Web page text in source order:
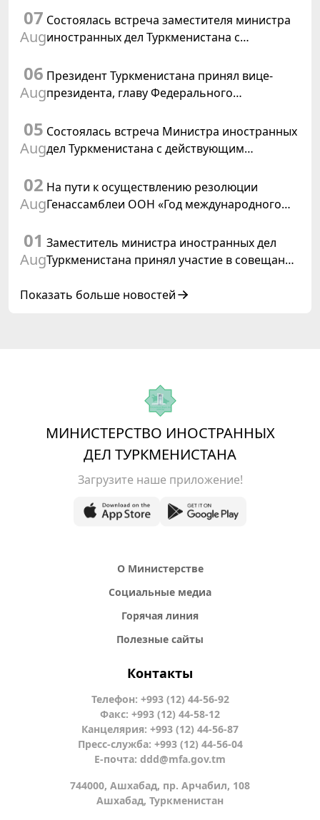
07
Aug
Состоялась встреча заместителя министра
иностранных дел Туркменистана с
Туркменистане
06
Aug
Президент Туркменистана принял вице-
президента, главу Федерального
Швейцарской Конфедерации
05
Aug
Состоялась встреча Министра иностранных
дел Туркменистана с действующим
02
Aug
На пути к осуществлению резолюции
Генассамблеи ООН «Год международного
Туркменистаном
01
Aug
Заместитель министра иностранных дел
Туркменистана принял участие в совещании
сотрудничества «Центральная Азия –
Показать больше новостей
МИНИСТЕРСТВО ИНОСТРАННЫХ
ДЕЛ ТУРКМЕНИСТАНА
Загрузите наше приложение!
О Министерстве
Социальные медиа
Горячая линия
Полезные сайты
Контакты
Телефон: +993 (12) 44-56-92
Факс: +993 (12) 44-58-12
Канцелярия: +993 (12) 44-56-87
Пресс-служба: +993 (12) 44-56-04
Е-почта: ddd@mfa.gov.tm
744000, Ашхабад, пр. Арчабил, 108
Ашхабад, Туркменистан